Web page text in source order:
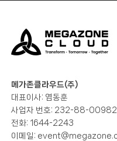
메가존클라우드(주)
대표이사: 염동훈
사업자 번호: 232-88-00982
전화: 1644-2243
이메일: